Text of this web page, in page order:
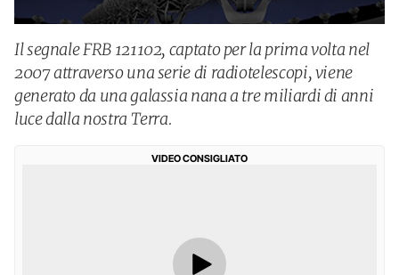
Il segnale FRB 121102, captato per la prima volta nel
2007 attraverso una serie di radiotelescopi, viene
generato da una galassia nana a tre miliardi di anni
luce dalla nostra Terra.
VIDEO CONSIGLIATO